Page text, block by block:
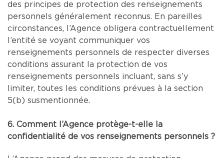
des principes de protection des renseignements
personnels généralement reconnus. En pareilles
circonstances, l’Agence obligera contractuellement
l’entité se voyant communiquer vos
renseignements personnels de respecter diverses
conditions assurant la protection de vos
renseignements personnels incluant, sans s’y
limiter, toutes les conditions prévues à la section
5(b) susmentionnée.
6. Comment l’Agence protège-t-elle la
confidentialité de vos renseignements personnels ?